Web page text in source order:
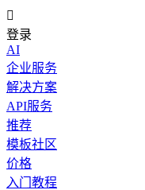

登录
AI
企业服务
解决方案
API服务
推荐
模板社区
价格
入门教程